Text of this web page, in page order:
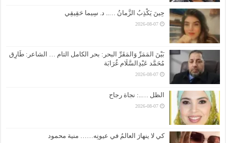
حِينَ يَكْذِبُ الزَّمانُ ….. د. سِيما حَقِيقِي
2026-08-07
بَيْنَ المَمَرِّ وَالمَقَرِّ البحر: بحر الكامل التام … الشاعر: طَارِق
مُحَمَّد عَبْدِالسَّلَام غُرَابَة
2026-08-07
الظل …..: نجاة رجاح
2026-08-07
كي لا ينهارَ العالمُ في عيونِه…… منية محمود